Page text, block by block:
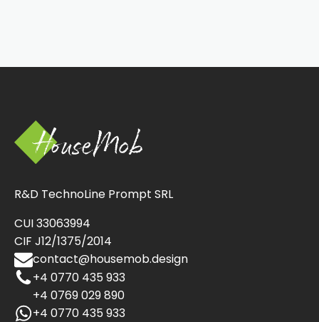
R&D TechnoLine Prompt SRL
CUI 33063994
CIF J12/1375/2014
contact@housemob.design
+4 0770 435 933
+4 0769 029 890
+4 0770 435 933